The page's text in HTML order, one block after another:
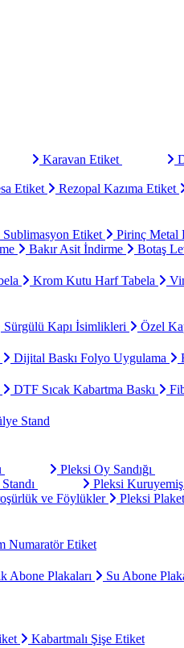
Karavan Etiket
Etiket Rezopal Kazıma Etiket
Sublimasyon Etiket Pirinç Metal
Bakır Asit İndirme Botaş
Krom Kutu Harf Tabela
Sürgülü Kapı İsimlikleri Özel
Dijital Baskı Folyo Uygulama
DTF Sıcak Kabartma Baskı
Stand
Pleksi Oy Sandığı
Pleksi
ve Föylükler Pleksi
Numaratör Etiket
Abone Plakaları Su Abone
Kabartmalı Şişe Etiket